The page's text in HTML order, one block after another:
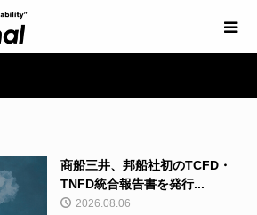
商船三井、邦船社初のTCFD・
TNFD統合報告書を発行...
2026.08.06